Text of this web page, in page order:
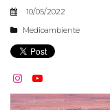
10/05/2022
Medioambiente
 